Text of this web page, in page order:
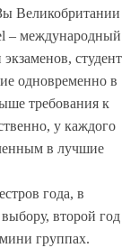
Великобритании
– международный
студент
одновременно в
требования к
у каждого
в лучшие
года, в
второй год
группах.